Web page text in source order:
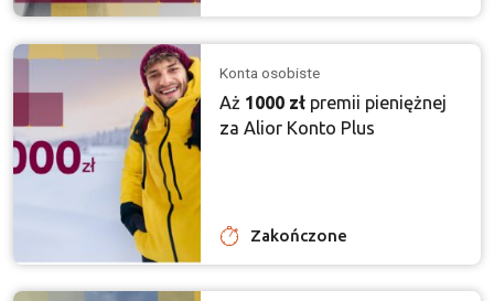
Konta osobiste
Aż 1000 zł premii pieniężnej
za Alior Konto Plus
Zakończone